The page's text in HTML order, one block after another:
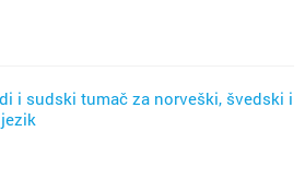
i sudski tumač za norveški, švedski i